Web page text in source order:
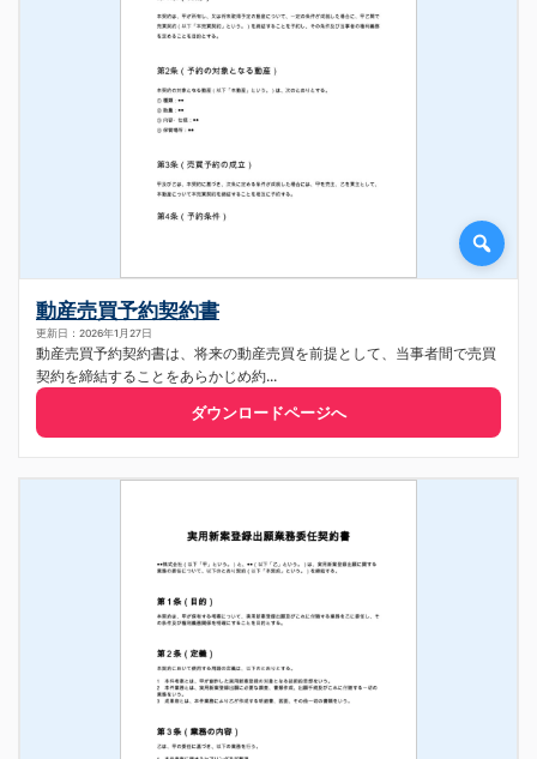
動産売買予約契約書
更新日：2026年1月27日
動産売買予約契約書は、将来の動産売買を前提として、当事者間で売買
契約を締結することをあらかじめ約...
ダウンロードページへ